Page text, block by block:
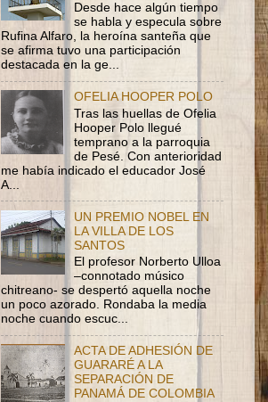
Desde hace algún tiempo
se habla y especula sobre
Rufina Alfaro, la heroína santeña que
se afirma tuvo una participación
destacada en la ge...
OFELIA HOOPER POLO
Tras las huellas de Ofelia
Hooper Polo llegué
temprano a la parroquia
de Pesé. Con anterioridad
me había indicado el educador José
A...
UN PREMIO NOBEL EN
LA VILLA DE LOS
SANTOS
El profesor Norberto Ulloa
–connotado músico
chitreano- se despertó aquella noche
un poco azorado. Rondaba la media
noche cuando escuc...
ACTA DE ADHESIÓN DE
GUARARÉ A LA
SEPARACIÓN DE
PANAMÁ DE COLOMBIA